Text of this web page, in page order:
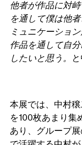
他者が作品に対
を通して僕は他
ミュニケーション
作品を通して自
したいと思う。
本展では、中村
を100枚あまり集
あり、グループ